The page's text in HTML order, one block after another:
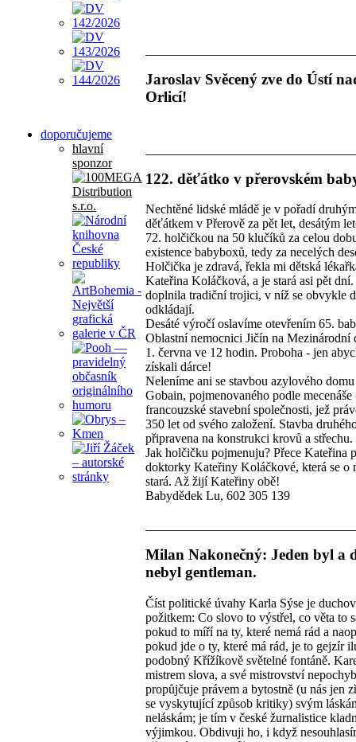
doporučujeme
hlavní
sponzor
Jaroslav Svěcený zve do Ústí
Orlicí!
122. děťátko v přerovském
Nechtěné lidské mládě je v pořadí
děťátkem v Přerově za pět let, desátým
72. holčičkou na 50 klučíků za celou
existence babyboxů, tedy za necelých
Holčička je zdravá, řekla mi dětská
Kateřina Koláčková, a je stará asi pět
doplnila tradiční trojici, v níž se obvykle
odkládají.
Desáté výročí oslavíme otevřením 65.
Oblastní nemocnici Jičín na Mezinárodní
1. června ve 12 hodin. Proboha - jen
získali dárce!
Neleníme ani se stavbou azylového
Gobain, pojmenovaného podle mecenáše
francouzské stavební společnosti, jež
350 let od svého založení. Stavba
připravena na konstrukci krovů a střechu.
Jak holčičku pojmenuju? Přece Kateřina
doktorky Kateřiny Koláčkové, která se o
stará. Až žijí Kateřiny obě!
Babydědek Lu, 602 305 139
Milan Nakonečný: Jeden byl a
nebyl gentleman.
Číst politické úvahy Karla Sýse je
požitkem: Co slovo to výstřel, co věta to
pokud to míří na ty, které nemá rád a
pokud jde o ty, které má rád, je to gejzír
podobný Křížíkově světelné fontáně.
mistrem slova, a své mistrovství
propůjčuje právem a bytostně (u nás jen
se vyskytující způsob kritiky) svým
neláskám; je tím v české žurnalistice
výjimkou. Obdivuji ho, i když